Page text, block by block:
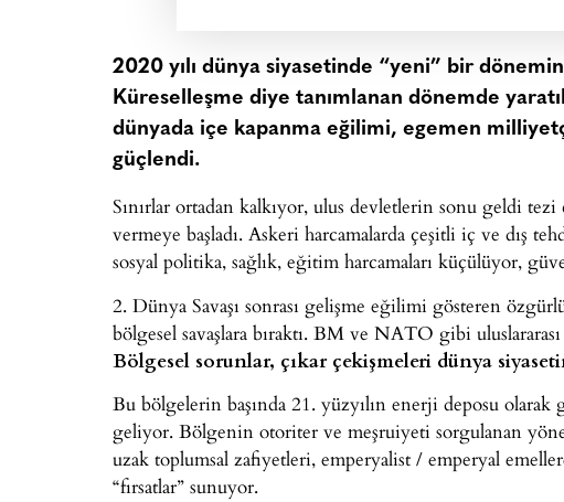
2020 yılı dünya siyasetinde “yeni” bir
Küreselleşme diye tanımlanan dönemde
dünyada içe kapanma eğilimi, egemen
güçlendi.
Sınırlar ortadan kalkıyor, ulus devletlerin sonu geldi
vermeye başladı. Askeri harcamalarda çeşitli iç ve dış
sosyal politika, sağlık, eğitim harcamaları küçülüyor,
2. Dünya Savaşı sonrası gelişme eğilimi gösteren
bölgesel savaşlara bıraktı. BM ve NATO gibi
Bölgesel sorunlar, çıkar çekişmeleri dünya
Bu bölgelerin başında 21. yüzyılın enerji deposu
geliyor. Bölgenin otoriter ve meşruiyeti sorgulanan
uzak toplumsal zafiyetleri, emperyalist / emperyal
“fırsatlar” sunuyor.